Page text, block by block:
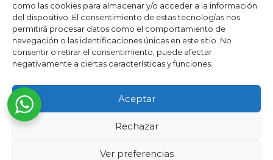
como las cookies para almacenar y/o acceder a la información
del dispositivo. El consentimiento de estas tecnologías nos
permitirá procesar datos como el comportamiento de
navegación o las identificaciones únicas en este sitio. No
consentir o retirar el consentimiento, puede afectar
negativamente a ciertas características y funciones.
Aceptar
Rechazar
Ver preferencias
★★★★★
La verdad es que fue una compra muy económica, la
calidad mucho mejor de lo que esperaba y la entrega en un
día. ¡Estoy muy satisfecha con la atención al cliente y el
servicio!
Desarrollado por
Ready Marketing 2023 ©